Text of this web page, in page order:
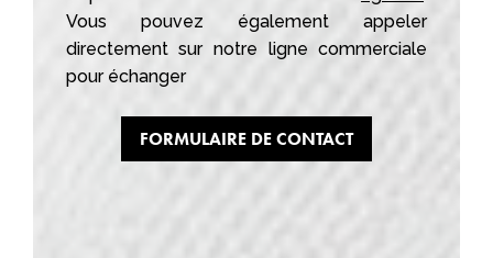
Vous pouvez également appeler
directement sur notre ligne commerciale
pour échanger
FORMULAIRE DE CONTACT